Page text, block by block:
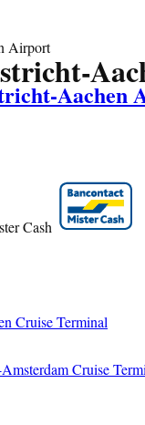
Airport
Aachen
Cash
Cruise Terminal
Cruise